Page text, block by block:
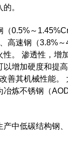
。
（0.5%～
高速钢（3.8%
。 渗透性，增
以增加硬度和提
善其机械性能。
炼不锈钢（
产中低碳结构钢